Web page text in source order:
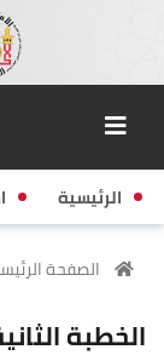
الرئيسية
الصفحة
الخطبة